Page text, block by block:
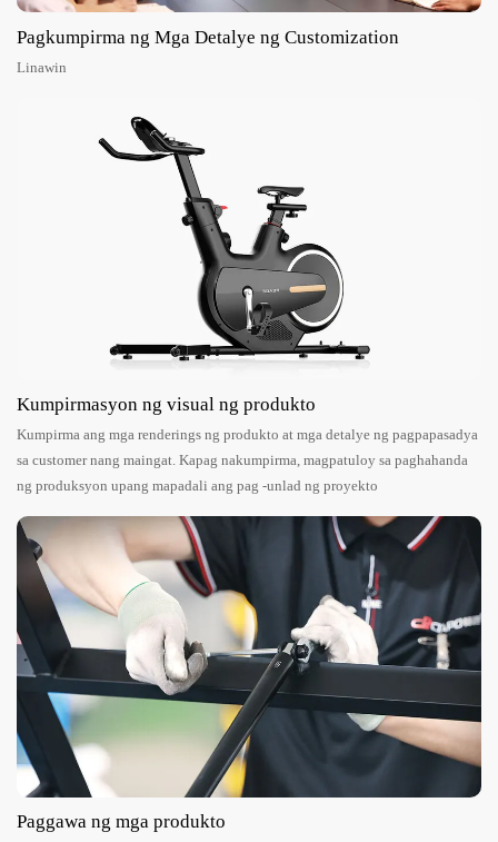
Pagkumpirma ng Mga Detalye ng Customization
Linawin
Kumpirmasyon ng visual ng produkto
Kumpirma ang mga renderings ng produkto at mga detalye ng pagpapasadya
sa customer nang maingat. Kapag nakumpirma, magpatuloy sa paghahanda
ng produksyon upang mapadali ang pag -unlad ng proyekto
Paggawa ng mga produkto